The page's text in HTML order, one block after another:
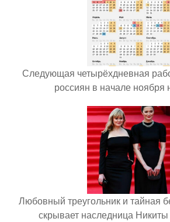
Следующая четырёхдневная
россиян в начале ноября
Любовный треугольник и тайная
скрывает наследница